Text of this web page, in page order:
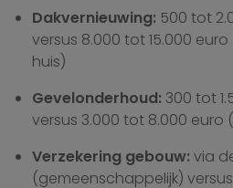
Dakvernieuwing: 500 tot
versus 8.000 tot 15.000
huis)
Gevelonderhoud: 300 tot
versus 3.000 tot 8.000 euro
Verzekering gebouw: via
(gemeenschappelijk)